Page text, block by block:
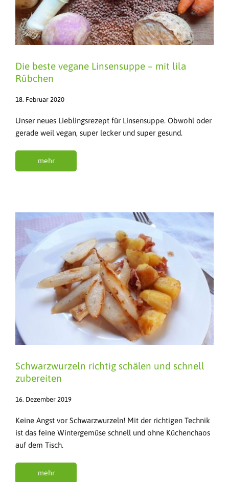
Die beste vegane Linsensuppe – mit lila
Rübchen
18. Februar 2020
Unser neues Lieblingsrezept für Linsensuppe. Obwohl oder
gerade weil vegan, super lecker und super gesund.
mehr
Schwarzwurzeln richtig schälen und schnell
zubereiten
16. Dezember 2019
Keine Angst vor Schwarzwurzeln! Mit der richtigen Technik
ist das feine Wintergemüse schnell und ohne Küchenchaos
auf dem Tisch.
mehr